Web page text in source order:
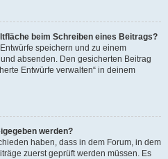
beim Schreiben eines Beitrags?
speichern und zu einem
absenden. Den gesicherten Beitrag
Entwürfe verwalten“ in deinem
werden?
haben, dass in dem Forum, in dem
zuerst geprüft werden müssen. Es